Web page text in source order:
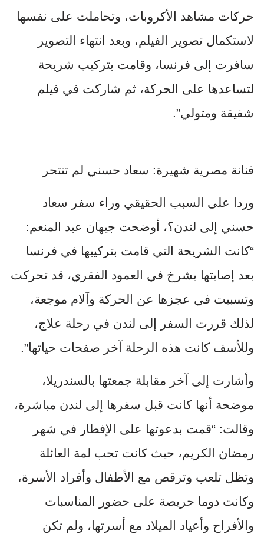
حركات مشاهد الأكروبات، وتحاملت على نفسها
لاستكمال تصوير الفيلم، وبعد انتهاء التصوير
سافرت إلى فرنسا، وقامت بتركيب شريحة
لتساعدها على الحركة، ثم شاركت في فيلم
شفيقة ومتولي”.
فنانة مصرية شهيرة: سعاد حسني لم تنتحر
وردا على السبب الحقيقي وراء سفر سعاد
حسني إلى لندن؟، أوضحت جيهان عبد المنعم:
“كانت الشريحة التي قامت بتركيبها في فرنسا
بعد إصابتها بشرخ في العمود الفقري، قد تحركت
وتسببت في عجزها عن الحركة وآلام موجعة،
لذلك قررت السفر إلى لندن في رحلة علاج،
وللأسف كانت هذه الرحلة آخر صفحات حياتها”.
وأشارت إلى آخر مقابلة جمعتها بالسندريلا،
موضحة أنها كانت قبل سفرها إلى لندن مباشرة،
وقالت: “قمت بدعوتها على الإفطار في شهر
رمضان الكريم، حيث كانت تحب لمة العائلة
وتظل تلعب وترقص مع الأطفال وأفراد الأسرة،
وكانت دوما حريصة على حضور المناسبات
والأفراح وأعياد الميلاد مع أسرتها، ولم تكن